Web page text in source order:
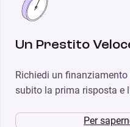
Un Prestito
Richiedi un
subito la prima risposta e
Per